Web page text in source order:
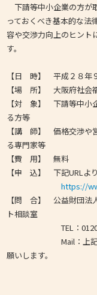
下請等中小企業の方が
っておくべき基本的な法
容や交渉力向上のヒント
す。
【日 時】 平成２８年
【場 所】 大阪府社会
【対 象】 下請等中小
る方等
【講 師】 価格交渉や
る専門家等
【費 用】 無料
【申 込】 下記URLよ
https://
【問 合】 公益財団法
ト相談室
TEL：0120-
Mail：上記ホーム
願いします。